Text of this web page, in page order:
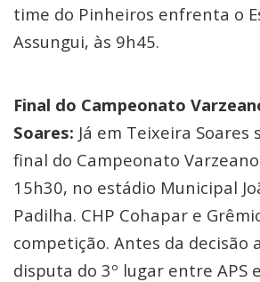
time do Pinheiros enfrenta o
Assungui, às 9h45.
Final do Campeonato
Soares: Já em Teixeira Soares
final do Campeonato
15h30, no estádio Municipal
Padilha. CHP Cohapar e
competição. Antes da decisão
disputa do 3º lugar entre APS